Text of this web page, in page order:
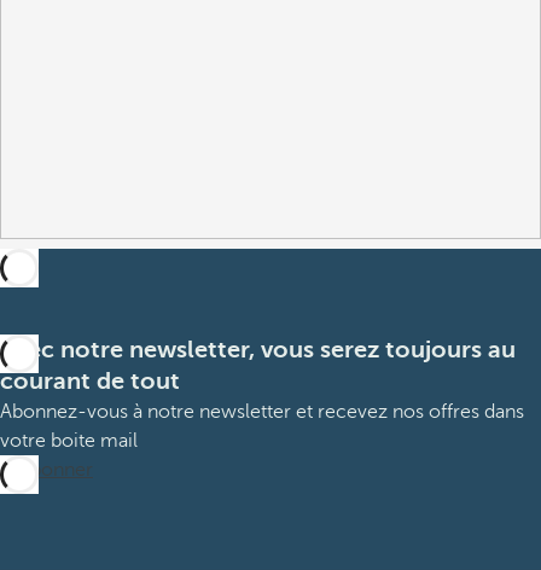
Avec notre newsletter, vous serez toujours au
courant de tout
Abonnez-vous à notre newsletter et recevez nos offres dans
votre boite mail
M’abonner